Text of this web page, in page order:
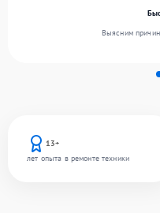
13+
лет опыта в ремонте техники
Выясним